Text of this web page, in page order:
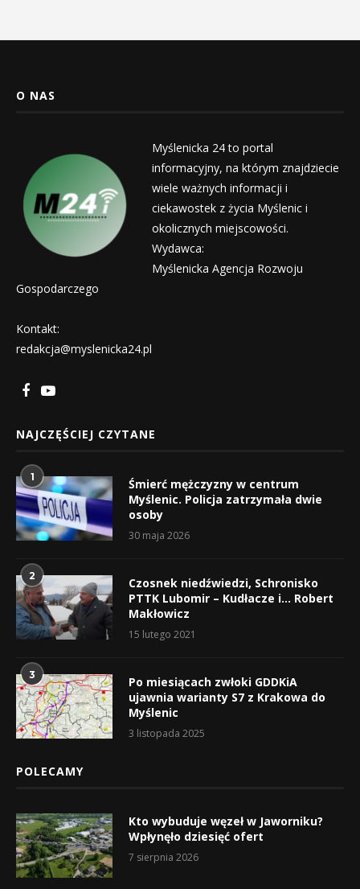
O NAS
Myślenicka 24 to portal
informacyjny, na którym znajdziecie
wiele ważnych informacji i
ciekawostek z życia Myślenic i
okolicznych miejscowości.
Wydawca:
Myślenicka Agencja Rozwoju
Gospodarczego
Kontakt:
redakcja@myslenicka24.pl
NAJCZĘŚCIEJ CZYTANE
1
Śmierć mężczyzny w centrum
Myślenic. Policja zatrzymała dwie
osoby
30 maja 2026
2
Czosnek niedźwiedzi, Schronisko
PTTK Lubomir – Kudłacze i… Robert
Makłowicz
15 lutego 2021
3
Po miesiącach zwłoki GDDKiA
ujawnia warianty S7 z Krakowa do
Myślenic
3 listopada 2025
POLECAMY
Kto wybuduje węzeł w Jaworniku?
Wpłynęło dziesięć ofert
7 sierpnia 2026